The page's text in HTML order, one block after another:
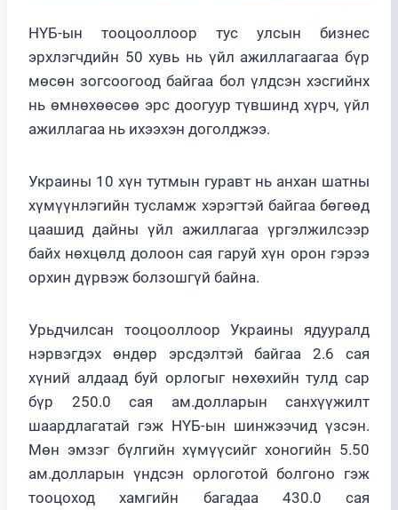
НҮБ-ын тооцооллоор тус улсын бизнес
эрхлэгчдийн 50 хувь нь үйл ажиллагаагаа бүр
мөсөн зогсоогоод байгаа бол үлдсэн хэсгийнх
нь өмнөхөөсөө эрс доогуур түвшинд хүрч, үйл
ажиллагаа нь ихээхэн доголджээ.
Украины 10 хүн тутмын гуравт нь анхан шатны
хүмүүнлэгийн тусламж хэрэгтэй байгаа бөгөөд
цаашид дайны үйл ажиллагаа үргэлжилсээр
байх нөхцөлд долоон сая гаруй хүн орон гэрээ
орхин дүрвэж болзошгүй байна.
Урьдчилсан тооцооллоор Украины ядууралд
нэрвэгдэх өндөр эрсдэлтэй байгаа 2.6 сая
хүний алдаад буй орлогыг нөхөхийн тулд сар
бүр 250.0 сая ам.долларын санхүүжилт
шаардлагатай гэж НҮБ-ын шинжээчид үзсэн.
Мөн эмзэг бүлгийн хүмүүсийг хоногийн 5.50
ам.долларын үндсэн орлоготой болгоно гэж
тооцоход хамгийн багадаа 430.0 сая